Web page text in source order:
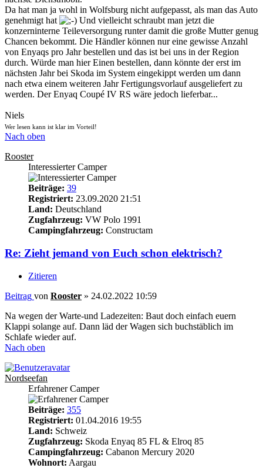
Da hat man ja wohl in Wolfsburg nicht aufgepasst, als man das Auto
genehmigt hat
Und vielleicht schraubt man jetzt die
konzerninterne Teileversorgung runter damit die große Mutter genug
Chancen bekommt. Die Händler können nur eine gewisse Anzahl
von Enyaqs pro Jahr bestellen und das ist bei uns in der Region
durch. Würde man hier Einen bestellen, dann könnte der erst im
nächsten Jahr bei Skoda im System eingekippt werden um dann
nach etwa einem weiteren Jahr Fertigungsvorlauf ausgeliefert zu
werden. Der Enyaq Coupé IV RS wäre jedoch lieferbar...
Niels
Wer lesen kann ist klar im Vorteil!
Nach oben
Rooster
Interessierter Camper
Beiträge: 39
Registriert: 23.09.2020 21:51
Land: Deutschland
Zugfahrzeug: VW Polo 1991
Campingfahrzeug: Constructam
Re: Zieht jemand von Euch schon elektrisch?
Zitieren
Beitrag von Rooster » 24.02.2022 10:59
Na wegen der Warte-und Ladezeiten: Baut doch einfach euern
Klappi solange auf. Dann läd der Wagen sich buchstäblich im
Schlafe wieder auf.
Nach oben
Nordseefan
Erfahrener Camper
Beiträge: 355
Registriert: 01.04.2016 19:55
Land: Schweiz
Zugfahrzeug: Skoda Enyaq 85 FL & Elroq 85
Campingfahrzeug: Cabanon Mercury 2020
Wohnort: Aargau